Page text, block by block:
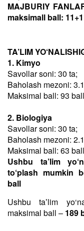
MAJBURIY
maksimall ball:
TA’LIM
1. Kimyo
Savollar soni: 30 ta;
Baholash mezoni:
Maksimal ball: 93
2. Biologiya
Savollar soni: 30 ta;
Baholash mezoni:
Maksimal ball: 63
Ushbu ta’lim
to‘plash mumkin
ball
Ushbu taʼlim
maksimal ball – 189